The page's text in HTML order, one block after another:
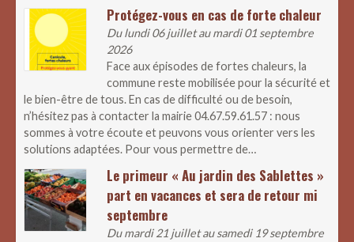
Protégez-vous en cas de forte chaleur
Du lundi 06 juillet au mardi 01 septembre
2026
Face aux épisodes de fortes chaleurs, la
commune reste mobilisée pour la sécurité et
le bien-être de tous. En cas de difficulté ou de besoin,
n’hésitez pas à contacter la mairie 04.67.59.61.57 : nous
sommes à votre écoute et peuvons vous orienter vers les
solutions adaptées. Pour vous permettre de…
Le primeur « Au jardin des Sablettes »
part en vacances et sera de retour mi
septembre
Du mardi 21 juillet au samedi 19 septembre